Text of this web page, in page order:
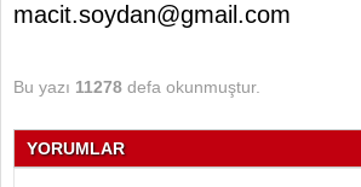
macit.soydan@gmail.com
Bu yazı 11278 defa okunmuştur.
YORUMLAR